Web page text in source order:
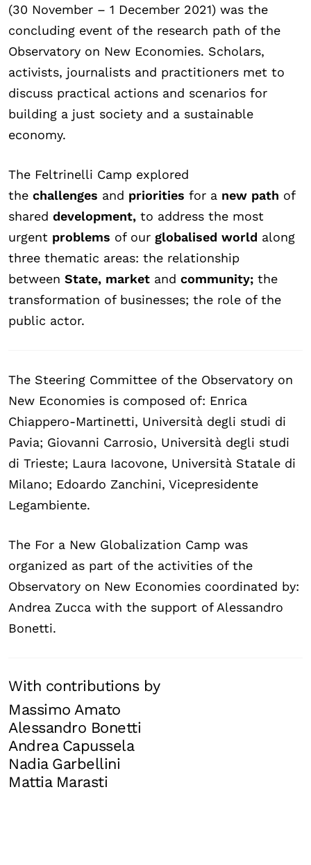
(30 November – 1 December 2021) was the
concluding event of the research path of the
Observatory on New Economies. Scholars,
activists, journalists and practitioners met to
discuss practical actions and scenarios for
building a just society and a sustainable
economy.
The Feltrinelli Camp explored
the challenges and priorities for a new path of
shared development, to address the most
urgent problems of our globalised world along
three thematic areas: the relationship
between State, market and community; the
transformation of businesses; the role of the
public actor.
The Steering Committee of the Observatory on
New Economies is composed of: Enrica
Chiappero-Martinetti, Università degli studi di
Pavia; Giovanni Carrosio, Università degli studi
di Trieste; Laura Iacovone, Università Statale di
Milano; Edoardo Zanchini, Vicepresidente
Legambiente.
The For a New Globalization Camp was
organized as part of the activities of the
Observatory on New Economies coordinated by:
Andrea Zucca with the support of Alessandro
Bonetti.
With contributions by
Massimo Amato
Alessandro Bonetti
Andrea Capussela
Nadia Garbellini
Mattia Marasti